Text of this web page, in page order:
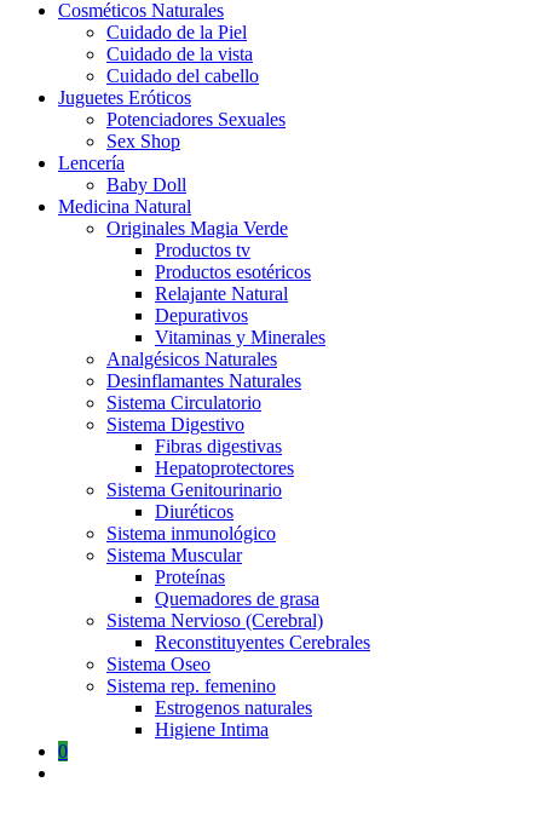
Cosméticos Naturales
Cuidado de la Piel
Cuidado de la vista
Cuidado del cabello
Juguetes Eróticos
Potenciadores Sexuales
Sex Shop
Lencería
Baby Doll
Medicina Natural
Originales Magia Verde
Productos tv
Productos esotéricos
Relajante Natural
Depurativos
Vitaminas y Minerales
Analgésicos Naturales
Desinflamantes Naturales
Sistema Circulatorio
Sistema Digestivo
Fibras digestivas
Hepatoprotectores
Sistema Genitourinario
Diuréticos
Sistema inmunológico
Sistema Muscular
Proteínas
Quemadores de grasa
Sistema Nervioso (Cerebral)
Reconstituyentes Cerebrales
Sistema Oseo
Sistema rep. femenino
Estrogenos naturales
Higiene Intima
0